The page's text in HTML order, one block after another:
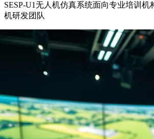
SESP-U1无人机仿真系统面向专业培训机
机研发团队